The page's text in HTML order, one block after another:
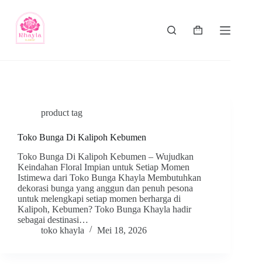
product tag
Toko Bunga Di Kalipoh Kebumen
Toko Bunga Di Kalipoh Kebumen – Wujudkan
Keindahan Floral Impian untuk Setiap Momen
Istimewa dari Toko Bunga Khayla Membutuhkan
dekorasi bunga yang anggun dan penuh pesona
untuk melengkapi setiap momen berharga di
Kalipoh, Kebumen? Toko Bunga Khayla hadir
sebagai destinasi…
toko khayla
Mei 18, 2026